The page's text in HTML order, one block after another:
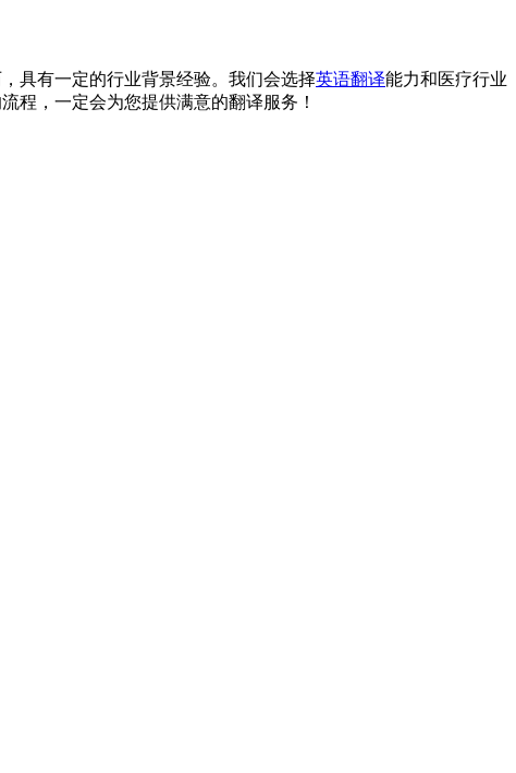
具有一定的行业背景经验。我们会选择英语翻译能力和医疗行业
程，一定会为您提供满意的翻译服务！